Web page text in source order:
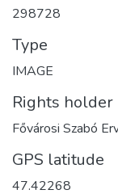
298728
Type
IMAGE
Rights holder
Fővárosi Szabó
GPS latitude
47.42268